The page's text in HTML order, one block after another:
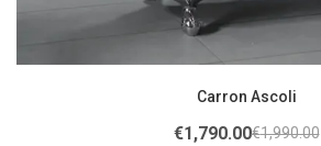
Carron Ascoli
€1,990.00
€1,790.00